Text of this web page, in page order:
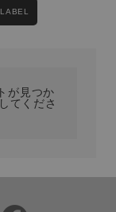
が見つか
てくださ